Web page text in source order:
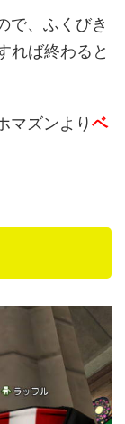
で、ふくびき
れば終わると
マズンよりベ